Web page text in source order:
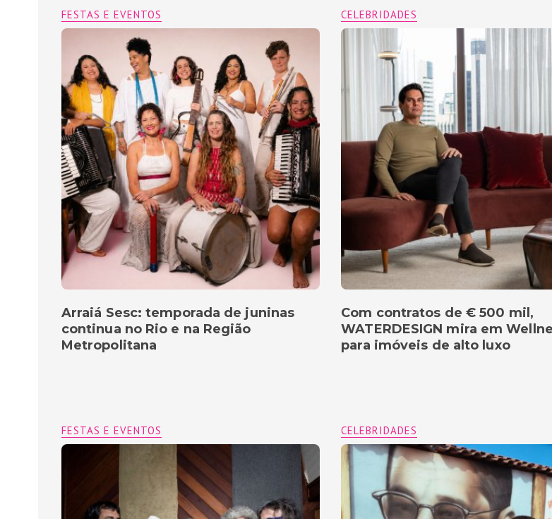
CELEBRIDADES
Com contratos de € 500 mil,
WATERDESIGN mira em
para imóveis de alto luxo
FESTAS E EVENTOS
Arraiá Sesc: temporada de juninas
continua no Rio e na Região
Metropolitana
CELEBRIDADES
FESTAS E EVENTOS